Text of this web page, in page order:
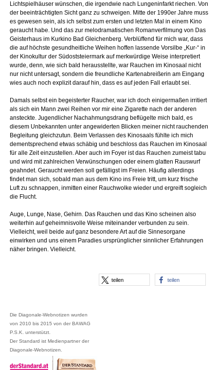
Lichtspielhäuser wünschen, die irgendwie nach Lungeninfarkt riechen. Von
der beeinträchtigten Sicht ganz zu schweigen. Mitte der 1990er Jahre muss
es gewesen sein, als ich selbst zum ersten und letzten Mal in einem Kino
geraucht habe. Und das zur melodramatischen Romanverfilmung von Das
Geisterhaus im Kurkino Bad Gleichenberg. Verblüffend für mich war, dass
die auf höchste gesundheitliche Weihen hoffen lassende Vorsilbe „Kur-“ in
der Kinokultur der Südoststeiermark auf merkwürdige Weise interpretiert
wurde, denn, wie sich bald herausstellte, war Rauchen im Kinosaal nicht
nur nicht untersagt, sondern die freundliche Kartenabreißerin am Eingang
wies auch noch explizit darauf hin, dass es auf jeden Fall erlaubt sei.
Damals selbst ein begeisterter Raucher, war ich doch einigermaßen irritiert
als sich ein Mann zwei Reihen vor mir eine Zigarette nach der anderen
ansteckte. Jugendlicher Nachahmungsdrang beflügelte mich bald, es
diesem Unbekannten unter angewiderten Blicken meiner nicht rauchenden
Begleitung gleichzutun. Beim Verlassen des Kinosaals fühlte ich mich
dementsprechend etwas schäbig und beschloss das Rauchen im Kinosaal
für alle Zeit einzustellen. Aber auch im Foyer ist das Rauchen zumeist tabu
und wird mit zahlreichen Verwünschungen oder einem glatten Rauswurf
geahndet. Geraucht werden soll gefälligst im Freien. Häufig allerdings
findet man sich, sobald man aus dem Kino ins Freie tritt, um kurz frische
Luft zu schnappen, inmitten einer Rauchwolke wieder und ergreift sogleich
die Flucht.
Auge, Lunge, Nase, Gehirn. Das Rauchen und das Kino scheinen also
weiterhin auf geheimnisvolle Weise miteinander verbunden zu sein.
Vielleicht, weil beide auf ganz besondere Art auf die Sinnesorgane
einwirken und uns einem Paradies ursprünglicher sinnlicher Erfahrungen
näher bringen. Vielleicht.
teilen teilen
Die Diagonale-Webnotizen wurden
von 2010 bis 2015 von der BAWAG
P.S.K. unterstützt.
Der Standard ist Medienpartner der
Diagonale-Webnotizen.